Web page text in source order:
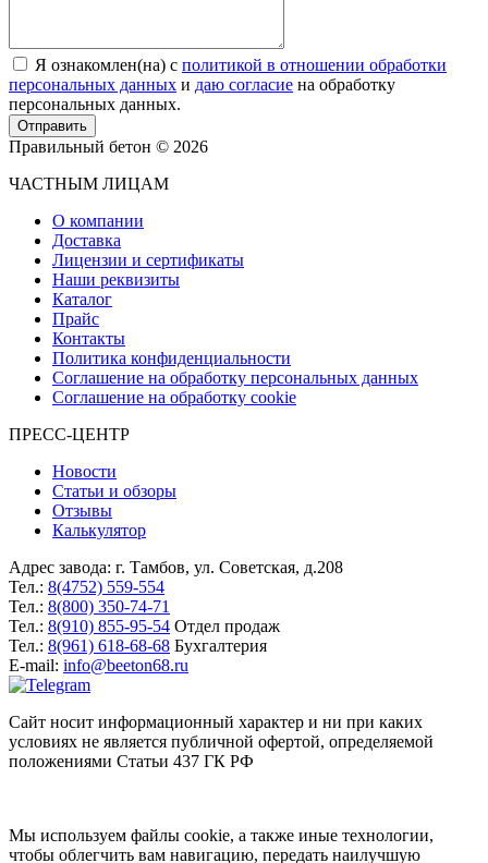
Я ознакомлен(на) с политикой в отношении обработки
персональных данных и даю согласие на обработку
персональных данных.
Отправить
Правильный бетон © 2026
ЧАСТНЫМ ЛИЦАМ
О компании
Доставка
Лицензии и сертификаты
Наши реквизиты
Каталог
Прайс
Контакты
Политика конфиденциальности
Соглашение на обработку персональных данных
Соглашение на обработку cookie
ПРЕСС-ЦЕНТР
Новости
Статьи и обзоры
Отзывы
Калькулятор
Адрес завода: г. Тамбов, ул. Советская, д.208
Тел.: 8(4752) 559-554
Тел.: 8(800) 350-74-71
Тел.: 8(910) 855-95-54 Отдел продаж
Тел.: 8(961) 618-68-68 Бухгалтерия
E-mail: info@beeton68.ru
Cайт носит информационный характер и ни при каких
условиях не является публичной офертой, определяемой
положениями Статьи 437 ГК РФ
Мы используем файлы cookie, а также иные технологии,
чтобы облегчить вам навигацию, передать наилучшую